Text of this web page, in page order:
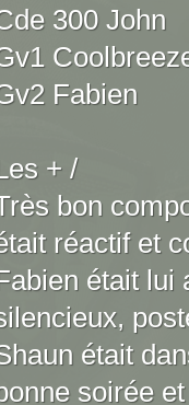
300 John
Fabien
+ /
bon
réactif et
était lui
était
soirée